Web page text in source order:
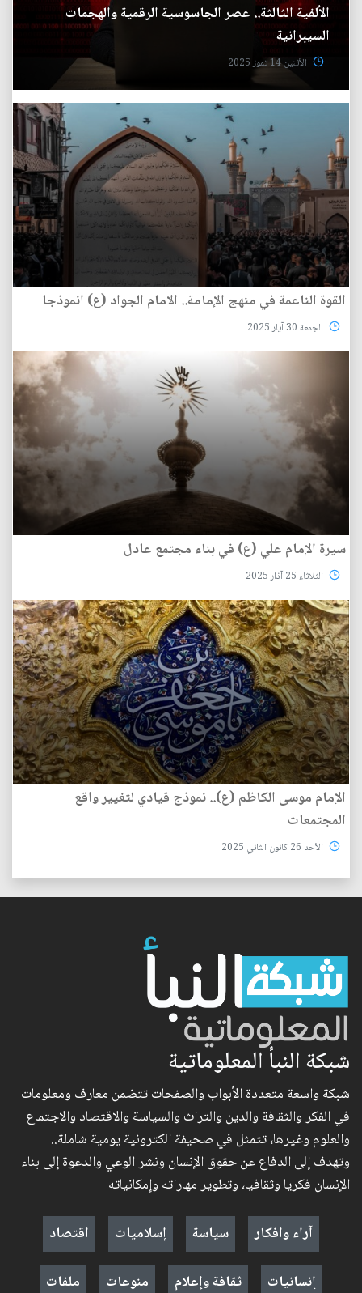
الألفية الثالثة.. عصر الجاسوسية الرقمية والهجمات
السيبرانية
الأثنين 14 تموز 2025
القوة الناعمة في منهج الإمامة.. الامام الجواد (ع) انموذجا
الجمعة 30 آيار 2025
سيرة الإمام علي (ع) في بناء مجتمع عادل
الثلاثاء 25 آذار 2025
الإمام موسى الكاظم (ع).. نموذج قيادي لتغيير واقع
المجتمعات
الأحد 26 كانون الثاني 2025
شبكة النبأ المعلوماتية
شبكة واسعة متعددة الأبواب والصفحات تتضمن معارف ومعلومات
في الفكر والثقافة والدين والتراث والسياسة والاقتصاد والاجتماع
والعلوم وغيرها، تتمثل في صحيفة الكترونية يومية شاملة..
وتهدف إلى الدفاع عن حقوق الإنسان ونشر الوعي والدعوة إلى بناء
الإنسان فكريا وثقافيا، وتطوير مهاراته وإمكانياته
آراء وافكار
سياسة إسلاميات
اقتصاد
إنسانيات
ثقافة وإعلام منوعات ملفات